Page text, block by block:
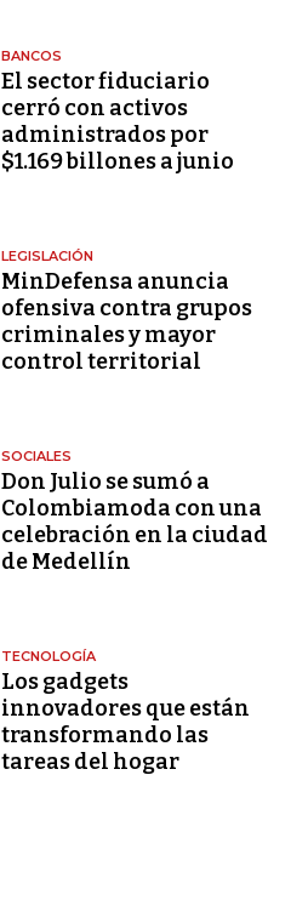
BANCOS
El sector fiduciario
cerró con activos
administrados por
$1.169 billones a junio
LEGISLACIÓN
MinDefensa anuncia
ofensiva contra grupos
criminales y mayor
control territorial
SOCIALES
Don Julio se sumó a
Colombiamoda con una
celebración en la ciudad
de Medellín
TECNOLOGÍA
Los gadgets
innovadores que están
transformando las
tareas del hogar